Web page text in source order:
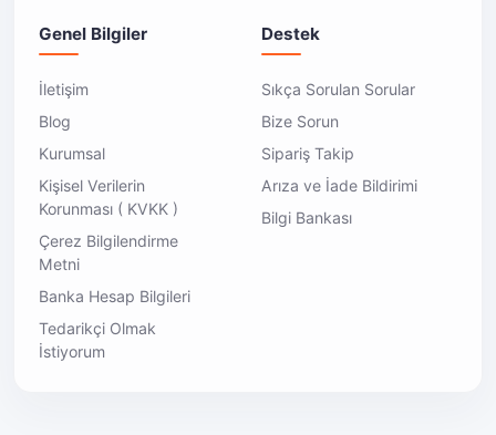
Genel Bilgiler
İletişim
Blog
Kurumsal
Kişisel Verilerin
Korunması ( KVKK )
Çerez Bilgilendirme
Metni
Banka Hesap Bilgileri
Tedarikçi Olmak
İstiyorum
Destek
Sıkça Sorulan Sorular
Bize Sorun
Sipariş Takip
Arıza ve İade Bildirimi
Bilgi Bankası